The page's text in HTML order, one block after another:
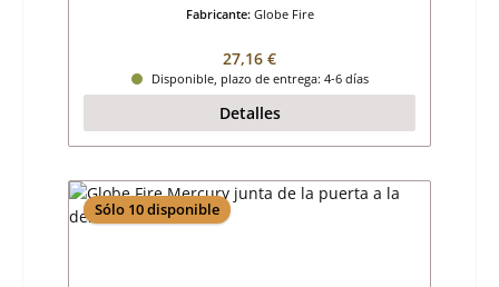
Fabricante: Globe Fire
Precio normal:
27,16 €
Disponible, plazo de entrega: 4-6 días
Detalles
Sólo 10 disponible